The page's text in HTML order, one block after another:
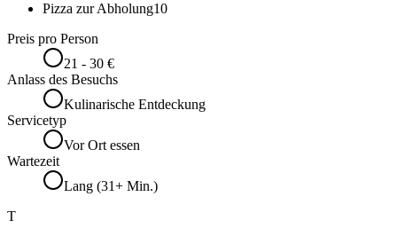
Pizza zur Abholung10
Preis pro Person
21 - 30 €
Anlass des Besuchs
Kulinarische Entdeckung
Servicetyp
Vor Ort essen
Wartezeit
Lang (31+ Min.)
T